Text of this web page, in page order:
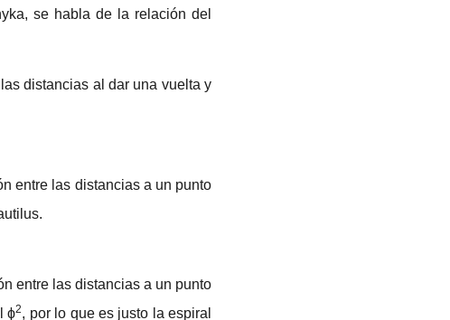
se habla de la relación del
distancias al dar una vuelta y
entre las distancias a un punto
entre las distancias a un punto
ϕ2, por lo que es justo la espiral